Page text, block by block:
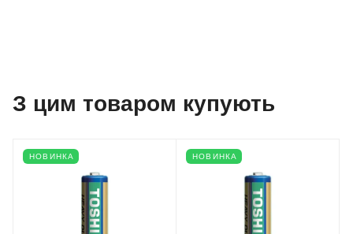
З цим товаром купують
НОВИНКА НОВИНКА